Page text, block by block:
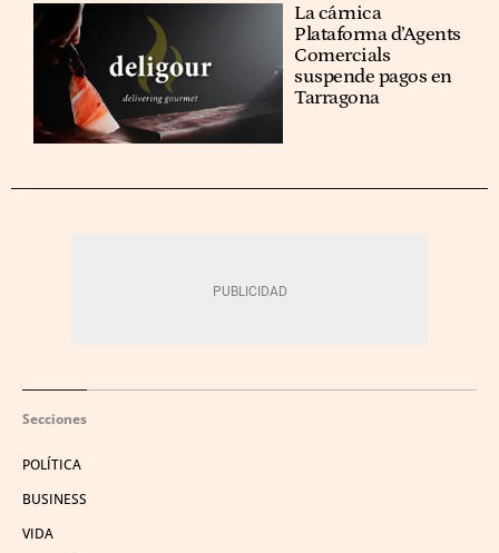
La cárnica
Plataforma d’Agents
Comercials
suspende pagos en
Tarragona
Secciones
POLÍTICA
BUSINESS
VIDA